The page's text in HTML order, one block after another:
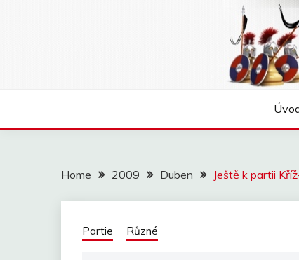
Home 2009 Duben Ještě k partii
Partie Různé